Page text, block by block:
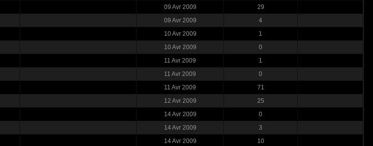
09 Avr 2009
29
09 Avr 2009
4
10 Avr 2009
1
10 Avr 2009
0
11 Avr 2009
1
11 Avr 2009
0
11 Avr 2009
71
12 Avr 2009
25
14 Avr 2009
0
14 Avr 2009
3
14 Avr 2009
10